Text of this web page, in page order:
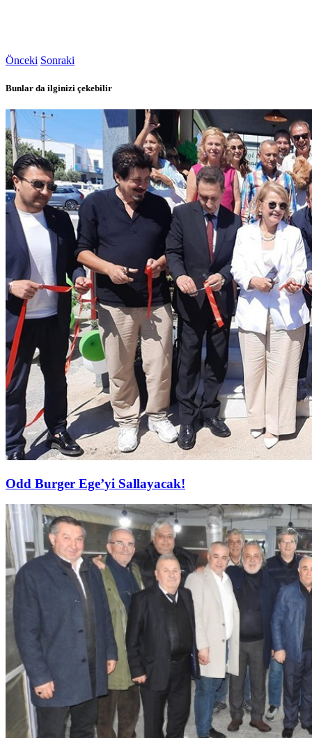
Önceki Sonraki
Bunlar da ilginizi çekebilir
Odd Burger Ege’yi Sallayacak!